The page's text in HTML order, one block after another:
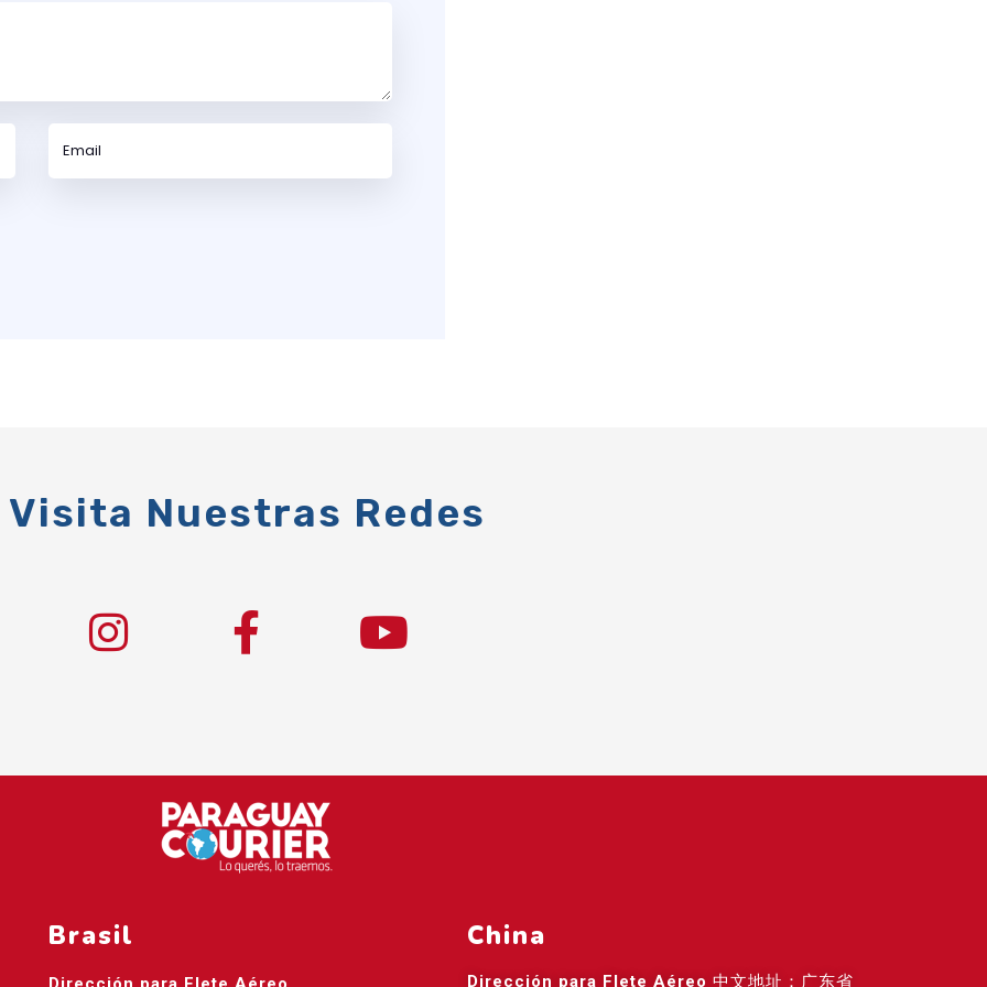
Visita Nuestras Redes
Brasil China
Dirección para Flete Aéreo 中文地址：广东省